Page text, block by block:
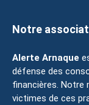
Notre
Alerte Arnaque
défense des
financières. Notre
victimes de ces